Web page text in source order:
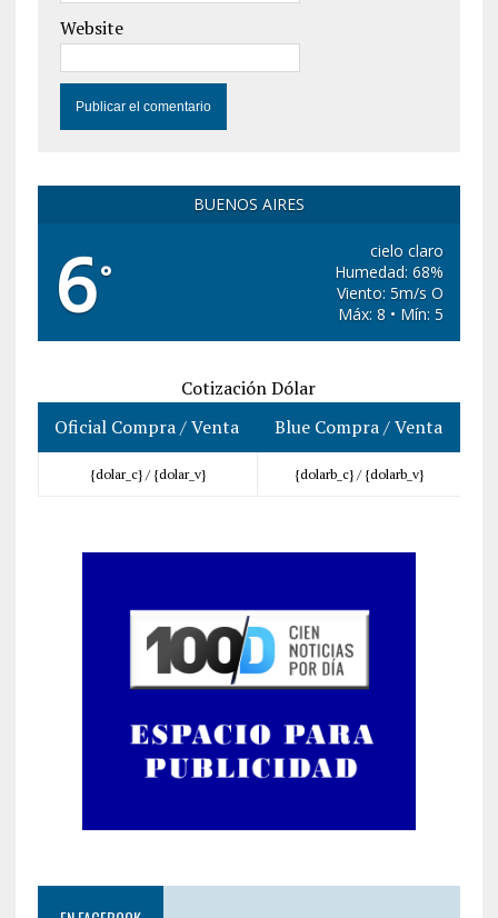
Website
BUENOS AIRES
6°
cielo claro
Humedad: 68%
Viento: 5m/s O
Máx: 8 • Mín: 5
Cotización Dólar
Oficial Compra / Venta
Blue Compra / Venta
{dolar_c} / {dolar_v} {dolarb_c} / {dolarb_v}